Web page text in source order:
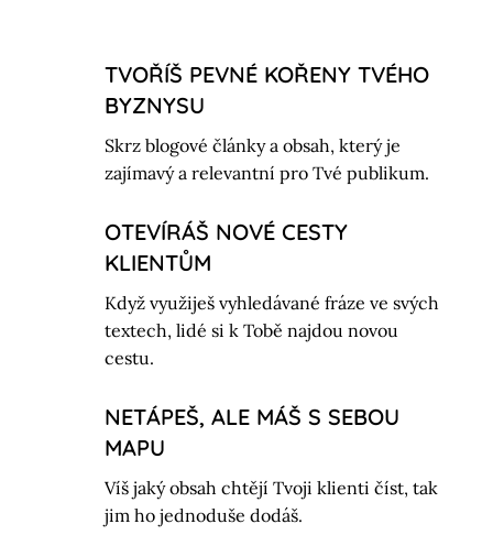
TVOŘÍŠ PEVNÉ KOŘENY TVÉHO
BYZNYSU
Skrz blogové články a obsah, který je
zajímavý a relevantní pro Tvé publikum.
OTEVÍRÁŠ NOVÉ CESTY
KLIENTŮM
Když využiješ vyhledávané fráze ve svých
textech, lidé si k Tobě najdou novou
cestu.
NETÁPEŠ, ALE MÁŠ S SEBOU
MAPU
Víš jaký obsah chtějí Tvoji klienti číst, tak
jim ho jednoduše dodáš.